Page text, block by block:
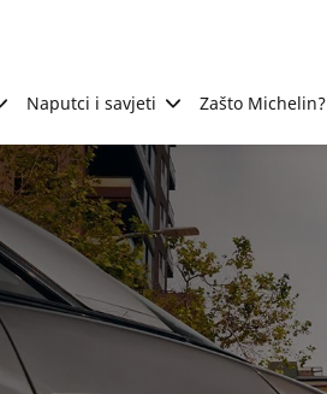
Naputci i savjeti Zašto Michelin?